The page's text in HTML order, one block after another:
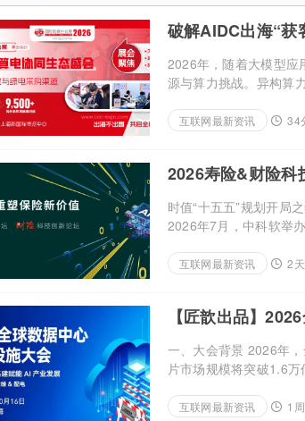
破解AIDC出海“获
球算力供应链
2026年，随着大模型应
源与算力挑战。异构算
互联网最新资讯 34
2026寿险&财险科
时值“十五五”规划开局
2026年7月，中科软举
互联网最新资讯 2
【匠歆出品】
100+头部企业已
一、大会背景 2026年
片市场规模将突破1.6
互联网最新资讯 1